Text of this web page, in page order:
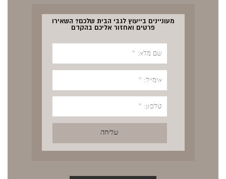
מעוניינים בייעוץ לגבי הבית שלכם? השאירו
פרטים ואחזור אליכם בהקדם